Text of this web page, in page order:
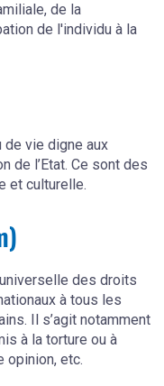
de la
de l'individu à la
de vie digne aux
de l’Etat. Ce sont des
et culturelle.
des droits
à tous les
Il s’agit notamment
à la torture ou à
opinion, etc.